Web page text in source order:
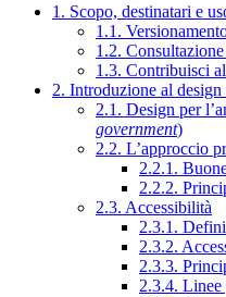
1. Scopo, destinatari e
1.1.
1.2.
1.3. Contribuisci
2. Introduzione al
2.1. Design per
government)
2.2. L’approccio
2.2.1.
2.2.2.
2.3. Accessibilità
2.3.1.
2.3.2.
2.3.3.
2.3.4. Linee